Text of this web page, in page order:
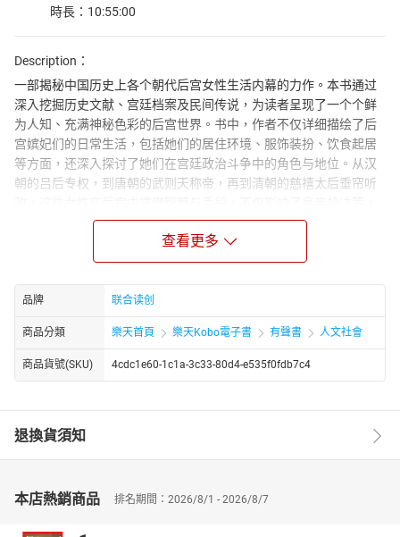
時長：10:55:00
Description：
一部揭秘中国历史上各个朝代后宫女性生活内幕的力作。本书通过
深入挖掘历史文献、宫廷档案及民间传说，为读者呈现了一个个鲜
为人知、充满神秘色彩的后宫世界。书中，作者不仅详细描绘了后
宫嫔妃们的日常生活，包括她们的居住环境、服饰装扮、饮食起居
等方面，还深入探讨了她们在宫廷政治斗争中的角色与地位。从汉
朝的吕后专权，到唐朝的武则天称帝，再到清朝的慈禧太后垂帘听
甚至在一定程度上改变了历史的走向。同时，本书还揭示了后宫中
那些不为人知的秘密与禁忌。比如，嫔妃们如何通过各种手段争宠
夺爱，宫女们如何在严苛的宫廷规则下生存，以及后宫中流传的各
种诡异传说与神秘仪式等。这些内容不仅增加了书籍的趣味性与可
读性，也让读者更加深入地了解了后宫生活的复杂与多面。《中国
历代后宫秘密生活》不仅是一部关于历史与文化的作品，更是一部
关于人性、权力与欲望的深刻探讨。它让我们重新审视那些隐藏在
历史深处的后宫女性形象，感受她们在男权社会中的挣扎与抗争，
以及她们对历史的独特贡献与影响。通过阅读本书，读者将能够更
查看更多
品牌 联合读创
商品分類 樂天首頁 樂天Kobo電子書 有聲書 人文社會
商品貨號(SKU) 4cdc1e60-1c1a-3c33-80d4-e535f0fdb7c4
退換貨須知
本店熱銷商品 排名期間：2026/8/1 - 2026/8/7